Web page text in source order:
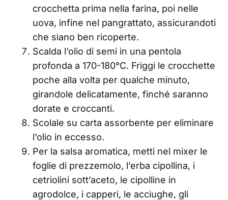
crocchetta prima nella farina, poi nelle
uova, infine nel pangrattato, assicurandoti
che siano ben ricoperte.
Scalda l’olio di semi in una pentola
profonda a 170-180°C. Friggi le crocchette
poche alla volta per qualche minuto,
girandole delicatamente, finché saranno
dorate e croccanti.
Scolale su carta assorbente per eliminare
l’olio in eccesso.
Per la salsa aromatica, metti nel mixer le
foglie di prezzemolo, l’erba cipollina, i
cetriolini sott’aceto, le cipolline in
agrodolce, i capperi, le acciughe, gli